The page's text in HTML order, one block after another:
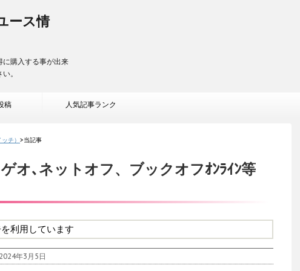
ース情
に購入する事が出来
。
稿 人気記事ランク
チ） >当記事
オ､ネットオフ、ブックオフｵﾝﾗｲﾝ等
利用しています
年3月5日